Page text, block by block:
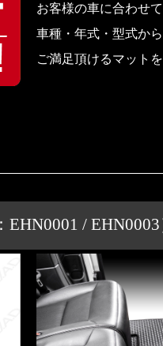
お客様の車に合わせ
車種・年式・型式か
ご満足頂けるマット
/ EHN0003